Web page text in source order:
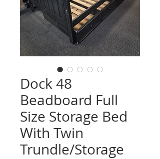
Dock 48
Beadboard Full
Size Storage Bed
With Twin
Trundle/Storage